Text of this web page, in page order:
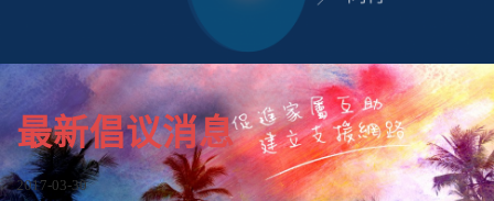
最新倡议消息
2017-03-30